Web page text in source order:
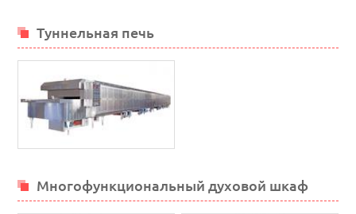
Туннельная печь
Многофункциональный духовой шкаф